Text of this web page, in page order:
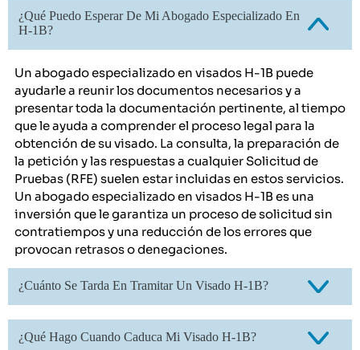
¿Qué Puedo Esperar De Mi Abogado Especializado En
H-1B?
Un abogado especializado en visados H-1B puede
ayudarle a reunir los documentos necesarios y a
presentar toda la documentación pertinente, al tiempo
que le ayuda a comprender el proceso legal para la
obtención de su visado. La consulta, la preparación de
la petición y las respuestas a cualquier Solicitud de
Pruebas (RFE) suelen estar incluidas en estos servicios.
Un abogado especializado en visados H-1B es una
inversión que le garantiza un proceso de solicitud sin
contratiempos y una reducción de los errores que
provocan retrasos o denegaciones.
¿Cuánto Se Tarda En Tramitar Un Visado H-1B?
¿Qué Hago Cuando Caduca Mi Visado H-1B?